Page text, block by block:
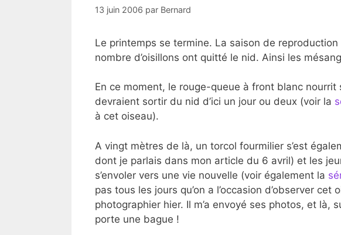
13 juin 2006 par Bernard
Le printemps se termine. La saison de
nombre d’oisillons ont quitté le nid. Ainsi les
En ce moment, le rouge-queue à front blanc
devraient sortir du nid d’ici un jour ou deux (voir la
à cet oiseau).
A vingt mètres de là, un torcol fourmilier s’est
dont je parlais dans mon article du 6 avril) et les
s’envoler vers une vie nouvelle (voir également la
pas tous les jours qu’on a l’occasion d’observer
photographier hier. Il m’a envoyé ses photos, et là,
porte une bague !